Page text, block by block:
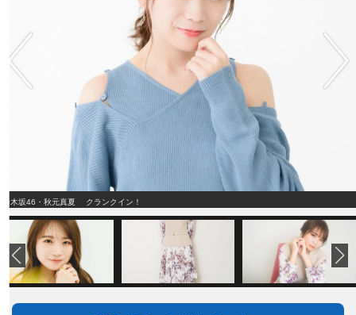
乃木坂46・秋元真夏 クランクイン！